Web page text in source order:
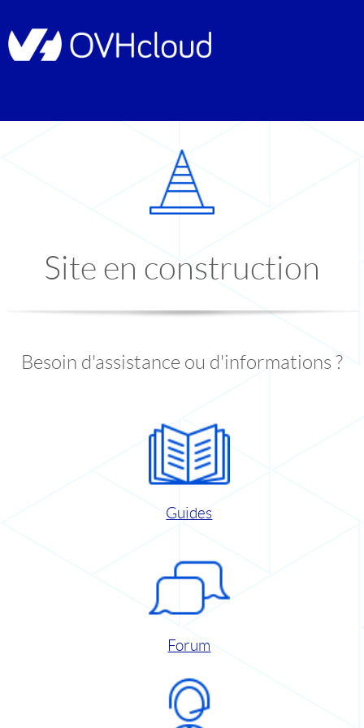
Site en construction
Besoin d'assistance ou d'informations ?
Guides
Forum